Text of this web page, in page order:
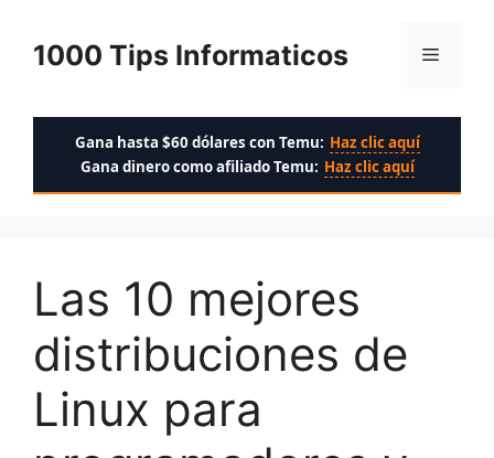
contenido
1000 Tips Informaticos Menú
Gana hasta $60 dólares con Temu: Haz clic aquí
Gana dinero como afiliado Temu: Haz clic aquí
Las 10 mejores
distribuciones de
Linux para